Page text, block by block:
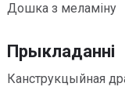
Дошка з меламіну
Прыкладанні
Канструкцыйная